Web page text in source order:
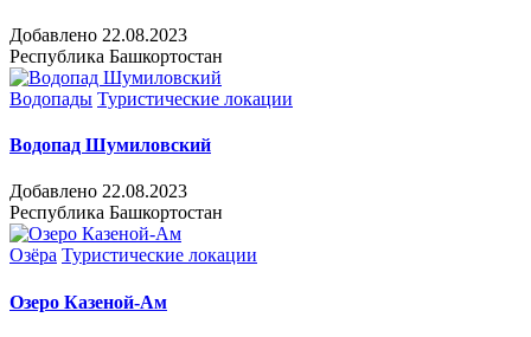
Добавлено 22.08.2023
Республика Башкортостан
Водопады Туристические локации
Водопад Шумиловский
Добавлено 22.08.2023
Республика Башкортостан
Озёра Туристические локации
Озеро Казеной-Ам